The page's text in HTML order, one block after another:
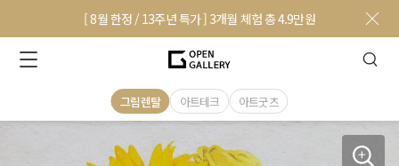
[ 8월 한정 / 13주년 특가 ] 3개월 체험 총 4.9만원
그림렌탈 아트테크 아트굿즈